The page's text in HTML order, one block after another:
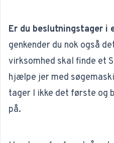
Er du beslutningstager i
genkender du nok også
virksomhed skal finde et
hjælpe jer med
tager I ikke det første og
på.